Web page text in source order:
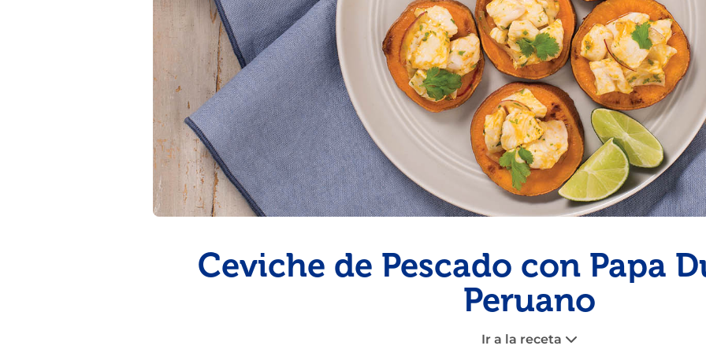
pinchos para el verano
Pudin
Pescado
Camarón
Ceviche de Pescado con Papa
Peruano
Ir a la receta